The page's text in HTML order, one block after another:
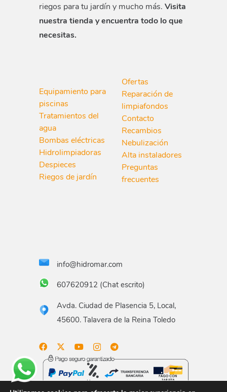
riegos para tu jardín y mucho más. Visita
nuestra tienda y encuentra todo lo que
necesitas.
Equipamiento para
piscinas
Tratamientos del
agua
Bombas eléctricas
Hidrolimpiadoras
Despieces
Riegos de jardín
Ofertas
Reparación de
limpiafondos
Contacto
Recambios
Nebulización
Alta instaladores
Preguntas
frecuentes
info@hidromar.com
607620912 (Chat escrito)
Avda. Ciudad de Plasencia 5, Local,
45600. Talavera de la Reina Toledo